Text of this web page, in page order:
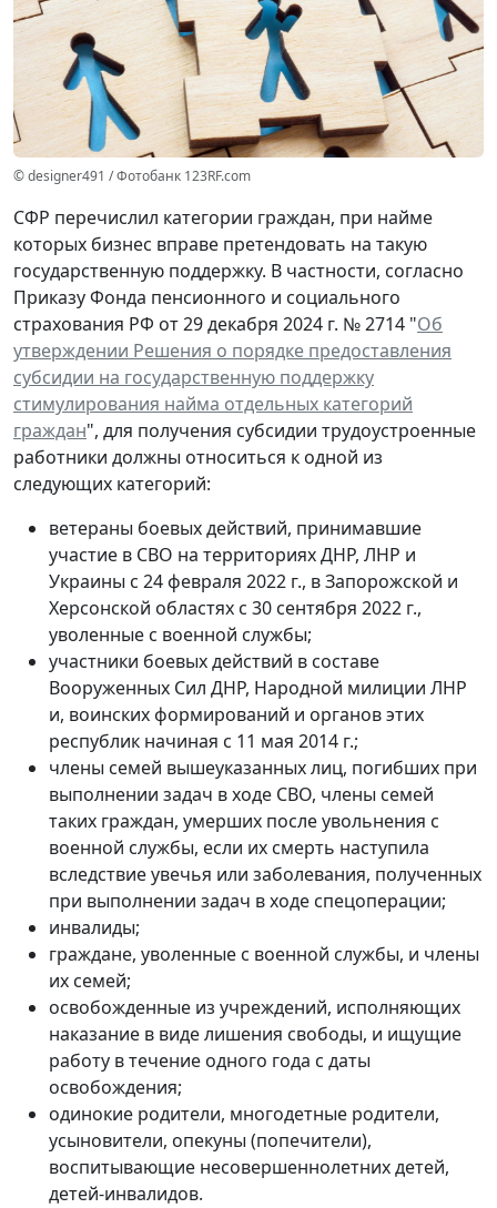
© designer491 / Фотобанк 123RF.com
СФР перечислил категории граждан, при найме
которых бизнес вправе претендовать на такую
государственную поддержку. В частности, согласно
Приказу Фонда пенсионного и социального
страхования РФ от 29 декабря 2024 г. № 2714 "Об
утверждении Решения о порядке предоставления
субсидии на государственную поддержку
стимулирования найма отдельных категорий
граждан", для получения субсидии трудоустроенные
работники должны относиться к одной из
следующих категорий:
ветераны боевых действий, принимавшие
участие в СВО на территориях ДНР, ЛНР и
Украины с 24 февраля 2022 г., в Запорожской и
Херсонской областях с 30 сентября 2022 г.,
уволенные с военной службы;
участники боевых действий в составе
Вооруженных Сил ДНР, Народной милиции ЛНР
и, воинских формирований и органов этих
республик начиная с 11 мая 2014 г.;
члены семей вышеуказанных лиц, погибших при
выполнении задач в ходе СВО, члены семей
таких граждан, умерших после увольнения с
военной службы, если их смерть наступила
вследствие увечья или заболевания, полученных
при выполнении задач в ходе спецоперации;
инвалиды;
граждане, уволенные с военной службы, и члены
их семей;
освобожденные из учреждений, исполняющих
наказание в виде лишения свободы, и ищущие
работу в течение одного года с даты
освобождения;
одинокие родители, многодетные родители,
усыновители, опекуны (попечители),
воспитывающие несовершеннолетних детей,
детей-инвалидов.